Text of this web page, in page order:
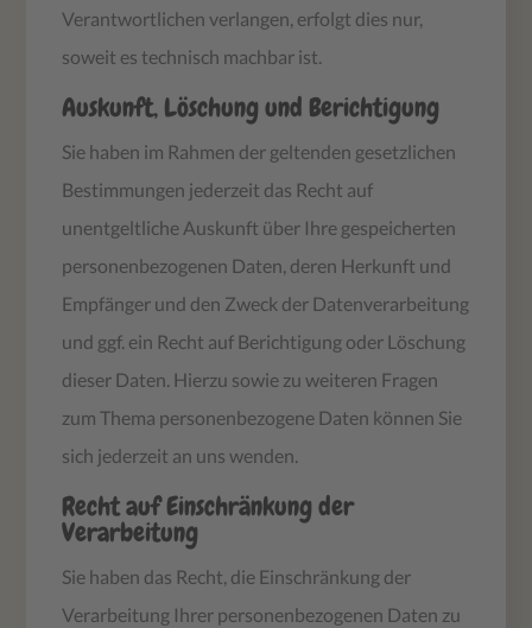
Verantwortlichen verlangen, erfolgt dies nur,
soweit es technisch machbar ist.
Auskunft, Löschung und Berichtigung
Sie haben im Rahmen der geltenden gesetzlichen
Bestimmungen jederzeit das Recht auf
unentgeltliche Auskunft über Ihre gespeicherten
personenbezogenen Daten, deren Herkunft und
Empfänger und den Zweck der Datenverarbeitung
und ggf. ein Recht auf Berichtigung oder Löschung
dieser Daten. Hierzu sowie zu weiteren Fragen
zum Thema personenbezogene Daten können Sie
sich jederzeit an uns wenden.
Recht auf Einschränkung der
Verarbeitung
Sie haben das Recht, die Einschränkung der
Verarbeitung Ihrer personenbezogenen Daten zu